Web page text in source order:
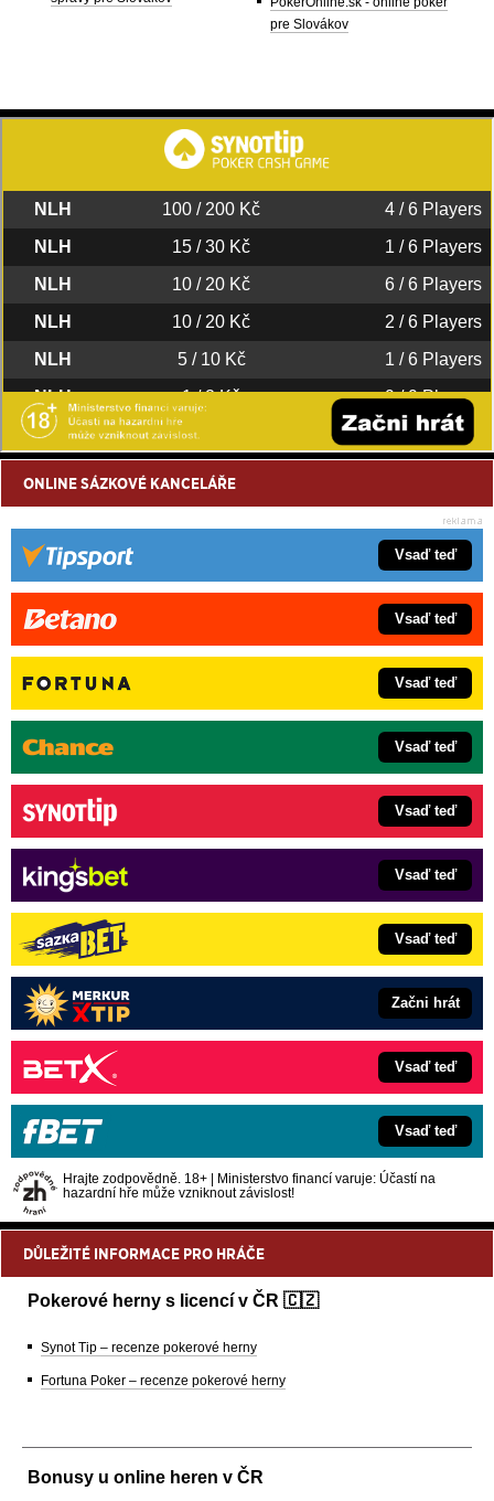
pre Slovákov
ONLINE SÁZKOVÉ KANCELÁŘE
Vsaď teď
Vsaď teď
Vsaď teď
Vsaď teď
Vsaď teď
Vsaď teď
Vsaď teď
Začni hrát
Vsaď teď
Vsaď teď
Hrajte zodpovědně. 18+ | Ministerstvo financí varuje: Účastí na
hazardní hře může vzniknout závislost!
DŮLEŽITÉ INFORMACE PRO HRÁČE
Pokerové herny s licencí v ČR 🇨🇿
Synot Tip – recenze pokerové herny
Fortuna Poker – recenze pokerové herny
Bonusy u online heren v ČR